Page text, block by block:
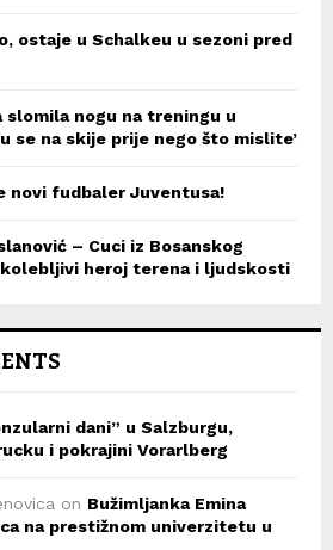
ostaje u Schalkeu u sezoni pred
slomila nogu na treningu u
se na skije prije nego što mislite’
novi fudbaler Juventusa!
– Cuci iz Bosanskog
heroj terena i ljudskosti
dani” u Salzburgu,
i pokrajini Vorarlberg
on Bužimljanka Emina
na prestižnom univerzitetu u